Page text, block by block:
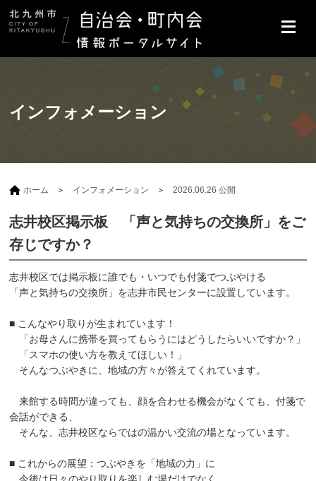
インフォメーション
ホーム インフォメーション 2026.06.26 公開
志井校区掲示板 「声と気持ちの交換所」をご
存じですか？
志井校区では掲示板に誰でも・いつでも付箋でつぶやける
「声と気持ちの交換所」を志井市民センターに設置しています。
■ こんなやり取りが生まれています！
「お母さんに携帯を買ってもらうにはどうしたらいいですか？」
「スマホの使い方を教えてほしい！」
そんなつぶやきに、地域の方々が答えてくれています。
来館する時間が違っても、顔を合わせる機会がなくても、付箋で
会話ができる、
そんな、志井校区ならではの温かい交流の場となっています。
■ これからの展望：つぶやきを「地域の力」に